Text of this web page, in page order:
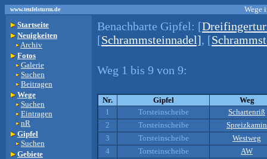
www.teufelsturm.de
Wege
Startseite
Neuigkeiten
Archiv
Fotos
Galerie
Suchen
Beitragen
Wege
Suchen
Eintragen
nR
Gipfel
Suchen
Gebiete
Benachbarte Gipfel: [
[Schrammsteinnadel], [
Weg 1 bis 9 von 9:
Nr. Gipfel
Weg
1
Torsteinscheibe
Schartenriß
2
Torsteinscheibe
Spreizkamin
3
Torsteinscheibe
Westweg
4
Torsteinscheibe
AW